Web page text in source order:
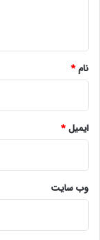
نام*
ایمیل*
وب‌ سایت